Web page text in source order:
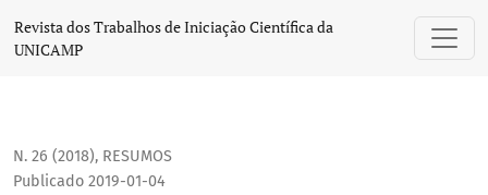
Vivências dos profissionais de saúde da família sobre os
Revista dos Trabalhos de Iniciação Científica da
UNICAMP
N. 26 (2018), RESUMOS
Publicado 2019-01-04